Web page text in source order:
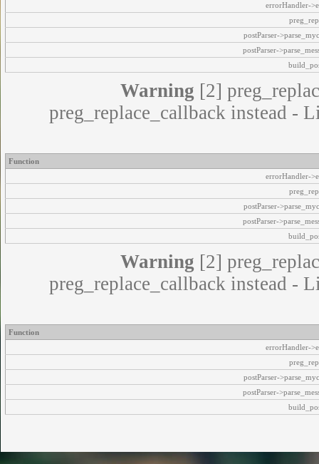
errorHandler-
postParser-
postParser-
Warning [2]
preg_replace_callback instead -
Function
errorHandler-
postParser-
postParser-
Warning [2]
preg_replace_callback instead -
Function
errorHandler-
postParser-
postParser-